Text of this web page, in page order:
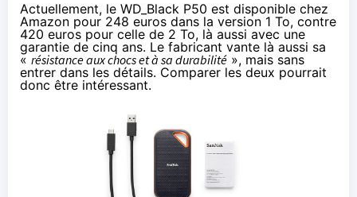
Actuellement, le WD_Black P50 est disponible chez
Amazon pour 248 euros dans la version 1 To, contre
420 euros pour celle de 2 To, là aussi avec une
garantie de cinq ans. Le fabricant vante là aussi sa
« résistance aux chocs et à sa durabilité », mais sans
entrer dans les détails. Comparer les deux pourrait
donc être intéressant.